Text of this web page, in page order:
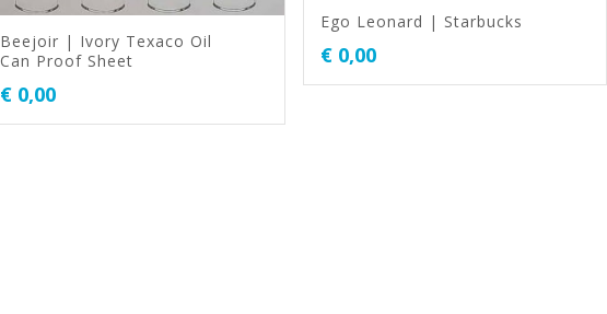
Ego Leonard | Starbucks
€ 0,00
Beejoir | Ivory Texaco Oil
Can Proof Sheet
€0,00